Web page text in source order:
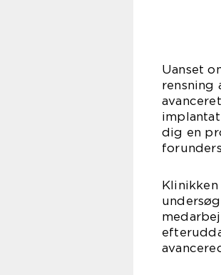
Uanset
rensning
dig en